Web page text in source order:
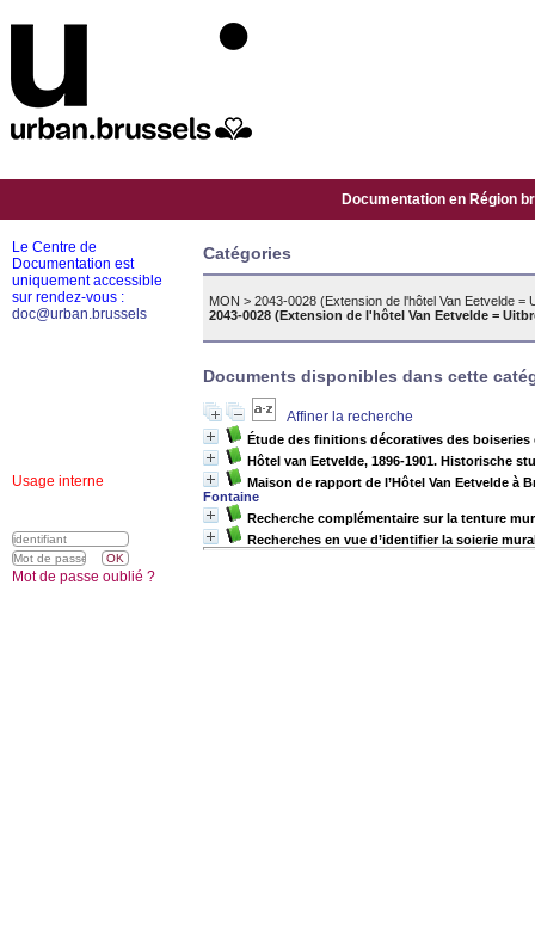
Documentation en Région
Catégories
MON > 2043-0028 (Extension de l'hôtel Van Eetvelde =
2043-0028 (Extension de l'hôtel Van Eetvelde =
Documents disponibles dans cette
Affiner la recherche
Étude des finitions décoratives des boiseries
Hôtel van Eetvelde, 1896-1901. Historische
Maison de rapport de l’Hôtel Van Eetvelde
Fontaine
Recherche complémentaire sur la tenture
Recherches en vue d’identifier la soierie
Le Centre de
Documentation est
uniquement accessible
sur rendez-vous :
doc@urban.brussels
Usage interne
Mot de passe oublié ?